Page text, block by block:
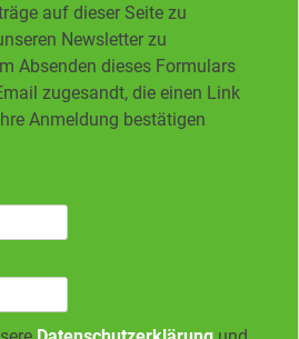
auf dieser Seite zu
Newsletter zu
Absenden dieses Formulars
zugesandt, die einen Link
Anmeldung bestätigen